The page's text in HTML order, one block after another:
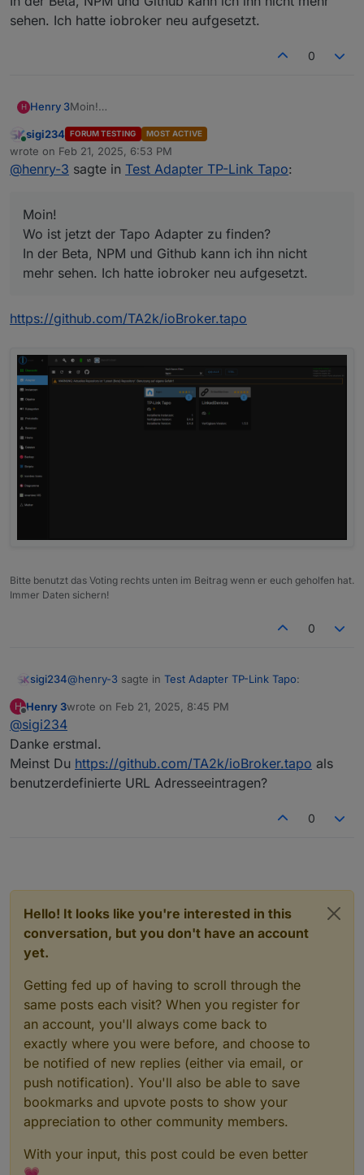
3 Varianten versucht und dreimal Erfolg.
Ro75.
sehen. Ich hatte iobroker neu aufgesetzt.
0
H Henry 3Moin!
In der Beta, NPM und Github kann ich ihn nicht mehr
sehen. Ich hatte iobroker neu aufgesetzt.
Online
sigi234 FORUM TESTING MOST ACTIVE
wrote on Feb 21, 2025, 6:53 PM
last edited by
@henry-3 sagte in Test Adapter TP-Link Tapo:
Moin!
Wo ist jetzt der Tapo Adapter zu finden?
In der Beta, NPM und Github kann ich ihn nicht
mehr sehen. Ich hatte iobroker neu aufgesetzt.
https://github.com/TA2k/ioBroker.tapo
Bitte benutzt das Voting rechts unten im Beitrag wenn er euch geholfen hat.
Immer Daten sichern!
0
sigi234@henry-3 sagte in Test Adapter TP-Link Tapo:
Wo ist jetzt der Tapo Adapter zu finden?
mehr sehen. Ich hatte iobroker neu aufgesetzt.
https://github.com/TA2k/ioBroker.tapo
H
Offline
Henry 3wrote on Feb 21, 2025, 8:45 PM
last edited by
@sigi234
Danke erstmal.
Meinst Du https://github.com/TA2k/ioBroker.tapo als
benutzerdefinierte URL Adresseeintragen?
0
Hello! It looks like you're interested in this
conversation, but you don't have an account
yet.
Getting fed up of having to scroll through the
same posts each visit? When you register for
an account, you'll always come back to
exactly where you were before, and choose to
be notified of new replies (either via email, or
push notification). You'll also be able to save
bookmarks and upvote posts to show your
appreciation to other community members.
With your input, this post could be even better